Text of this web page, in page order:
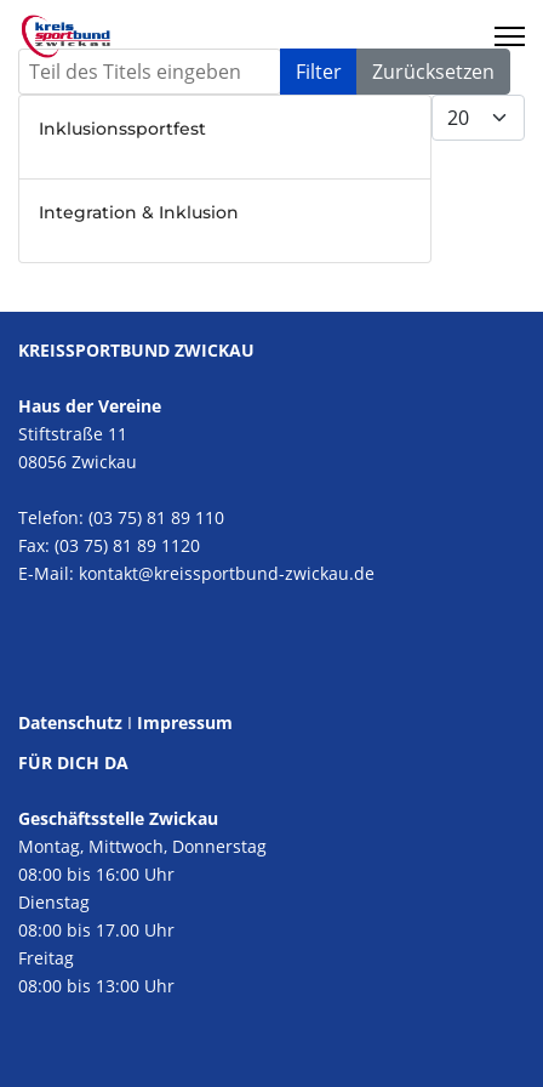
Teil des Titels eingeben Filter Zurücksetzen
Anzeige #
Inklusionssportfest
Integration & Inklusion
KREISSPORTBUND ZWICKAU
Haus der Vereine
Stiftstraße 11
08056 Zwickau
Telefon: (03 75) 81 89 110
Fax: (03 75) 81 89 1120
E-Mail: kontakt@kreissportbund-zwickau.de
Datenschutz I Impressum
FÜR DICH DA
Geschäftsstelle Zwickau
Montag, Mittwoch, Donnerstag
08:00 bis 16:00 Uhr
Dienstag
08:00 bis 17.00 Uhr
Freitag
08:00 bis 13:00 Uhr